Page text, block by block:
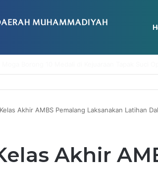
Akhir AMBS Pemalang Laksanakan Latihan
Akhir